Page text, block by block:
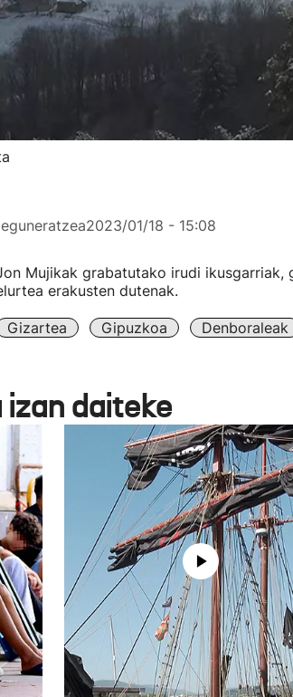
2023/01/18 - 15:08
Mujikak grabatutako irudi ikusgarriak,
erakusten dutenak.
Gizartea Gipuzkoa Denboraleak
daiteke